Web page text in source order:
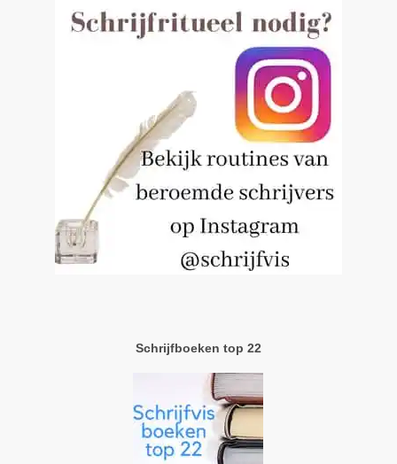
Schrijfboeken top 22